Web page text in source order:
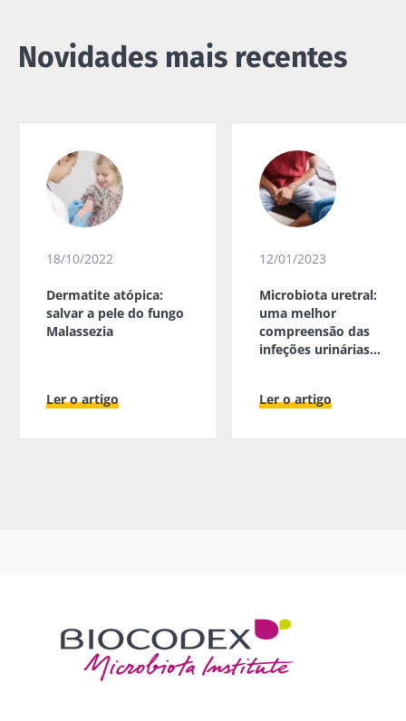
Novidades mais recentes
18/10/2022
Dermatite atópica:
salvar a pele do fungo
Malassezia
Ler o artigo
12/01/2023
Microbiota uretral:
uma melhor
compreensão das
infeções urinárias
Ler o artigo